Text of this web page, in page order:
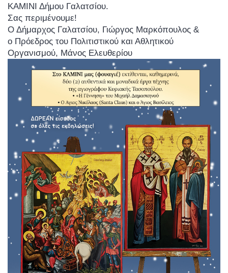
ΚΑΜΙΝΙ Δήμου Γαλατσίου.
Σας περιμένουμε!
Ο Δήμαρχος Γαλατσίου, Γιώργος Μαρκόπουλος &
ο Πρόεδρος του Πολιτιστικού και Αθλητικού
Οργανισμού, Μάνος Ελευθερίου